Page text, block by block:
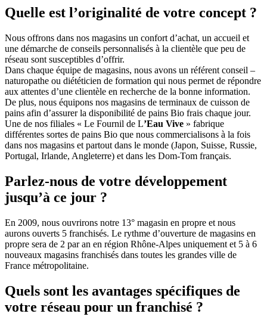
Quelle est l’originalité de votre concept ?
Nous offrons dans nos magasins un confort d’achat, un accueil et
une démarche de conseils personnalisés à la clientèle que peu de
réseau sont susceptibles d’offrir.
Dans chaque équipe de magasins, nous avons un référent conseil –
naturopathe ou diététicien de formation qui nous permet de répondre
aux attentes d’une clientèle en recherche de la bonne information.
De plus, nous équipons nos magasins de terminaux de cuisson de
pains afin d’assurer la disponibilité de pains Bio frais chaque jour.
Une de nos filiales « Le Fournil de L’Eau Vive » fabrique
différentes sortes de pains Bio que nous commercialisons à la fois
dans nos magasins et partout dans le monde (Japon, Suisse, Russie,
Portugal, Irlande, Angleterre) et dans les Dom-Tom français.
Parlez-nous de votre développement
jusqu’à ce jour ?
En 2009, nous ouvrirons notre 13° magasin en propre et nous
aurons ouverts 5 franchisés. Le rythme d’ouverture de magasins en
propre sera de 2 par an en région Rhône-Alpes uniquement et 5 à 6
nouveaux magasins franchisés dans toutes les grandes ville de
France métropolitaine.
Quels sont les avantages spécifiques de
votre réseau pour un franchisé ?